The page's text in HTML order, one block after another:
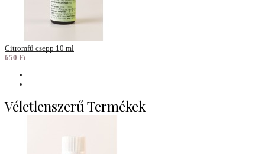
Citromfű csepp 10 ml
650 Ft
Véletlenszerű Termékek